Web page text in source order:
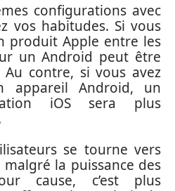
configurations avec
vos habitudes. Si vous
produit Apple entre les
un Android peut être
Au contre, si vous avez
appareil Android, un
iOS sera plus
se tourne vers
la puissance des
cause, c’est plus